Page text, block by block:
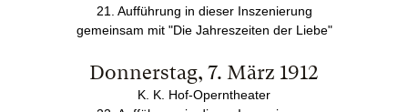
21. Aufführung in dieser Inszenierung
gemeinsam mit "Die Jahreszeiten der Liebe"
Donnerstag, 7. März 1912
K. K. Hof-Operntheater